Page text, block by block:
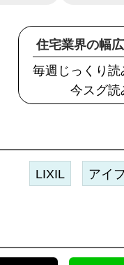
住宅業界の幅
毎週じっくり読
今スグ読
LIXIL アイ